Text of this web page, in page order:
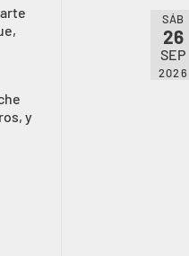
y
SÁB
26
SEP
2026